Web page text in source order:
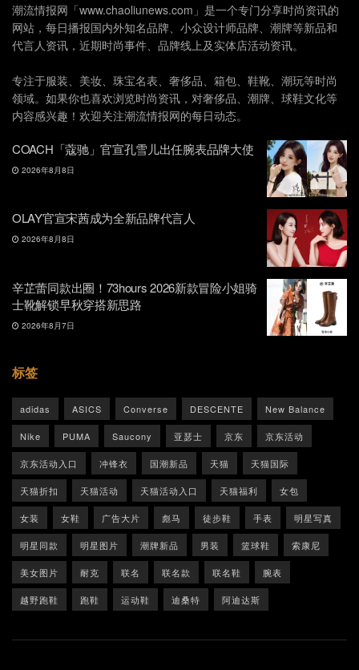
潮流情报网「www.chaoliunews.com」是一个专门分享时尚资讯的
网站，每日播报国内外知名品牌、小众设计师品牌、潮牌等新品和
代言人资讯，近期时尚事件、品牌线上及实体店活动资讯。
专注于服装、美妆、珠宝名表、奢侈品、箱包、鞋靴、潮玩等时尚
领域。如果你也喜欢浏览时尚资讯，对奢侈品、潮牌、球鞋文化等
内容感兴趣！欢迎关注潮流情报网的每日动态。
COACH「蔻驰」官宣孔雪儿出任腕表品牌大使
2026年8月8日
OLAY官宣宋茜成为全新品牌代言人
2026年8月8日
辛芷蕾同款出圈！73hours 2026新款冒险小姐骑
士靴解锁早秋穿搭新思路
2026年8月7日
标签
adidas ASICS Converse DESCENTE New Balance
Nike PUMA Saucony 亚瑟士 京东 京东活动
京东活动入口 冲锋衣 国潮新品 天猫 天猫国际
天猫折扣 天猫活动 天猫活动入口 天猫福利 女包
女装 女鞋 广告大片 彪马 徒步鞋 手表 明星写真
明星同款 明星图片 潮牌新品 男装 篮球鞋 索康尼
美女图片 耐克 联名 联名款 联名鞋 腕表
越野跑鞋 跑鞋 运动鞋 迪桑特 阿迪达斯